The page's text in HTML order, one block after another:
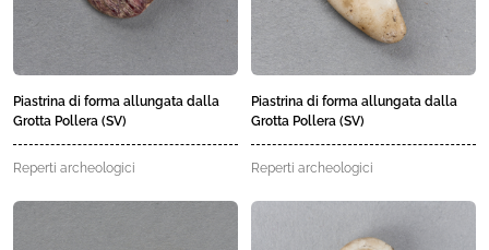
Piastrina di forma allungata dalla
Grotta Pollera (SV)
Reperti archeologici
Piastrina di forma allungata dalla
Grotta Pollera (SV)
Reperti archeologici